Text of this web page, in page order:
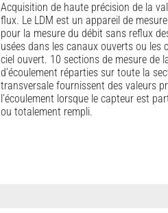
Acquisition de haute précision de la
flux. Le LDM est un appareil de
pour la mesure du débit sans reflux
usées dans les canaux ouverts ou les
ciel ouvert. 10 sections de mesure de
d’écoulement réparties sur toute la
transversale fournissent des valeurs
l’écoulement lorsque le capteur est
ou totalement rempli.